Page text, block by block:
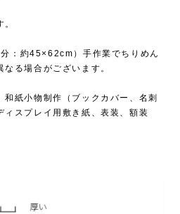
：約45×62cm）手作業でちりめん
る場合がございます。
紙小物制作（ブックカバー、名刺
ィスプレイ用敷き紙、表装、額装